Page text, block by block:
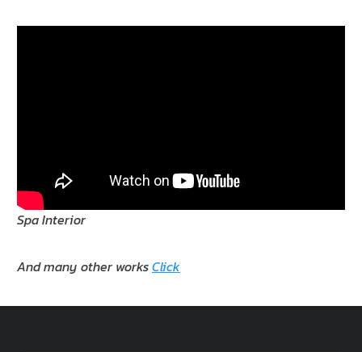
Spa Interior
And many other worksClick